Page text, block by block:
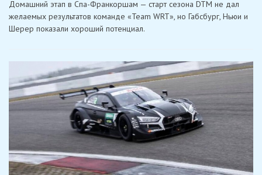
Домашний этап в Спа-Франкоршам — старт сезона DTM не дал
желаемых результатов команде «Team WRT», но Габсбург, Ньюи и
Шерер показали хороший потенциал.